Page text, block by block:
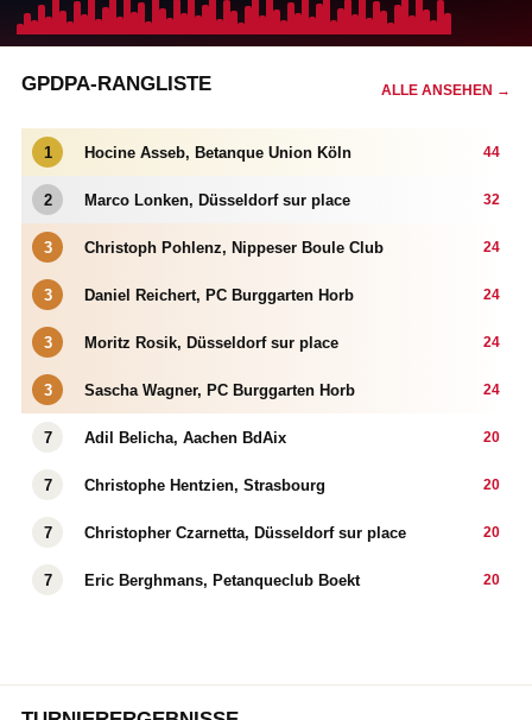
GPDPA-RANGLISTE ALLE ANSEHEN →
1 Hocine Asseb, Betanque Union Köln 44
2 Marco Lonken, Düsseldorf sur place 32
3 Christoph Pohlenz, Nippeser Boule Club 24
3 Daniel Reichert, PC Burggarten Horb 24
3 Moritz Rosik, Düsseldorf sur place 24
3 Sascha Wagner, PC Burggarten Horb 24
7 Adil Belicha, Aachen BdAix 20
7 Christophe Hentzien, Strasbourg 20
7 Christopher Czarnetta, Düsseldorf sur place 20
7 Eric Berghmans, Petanqueclub Boekt 20